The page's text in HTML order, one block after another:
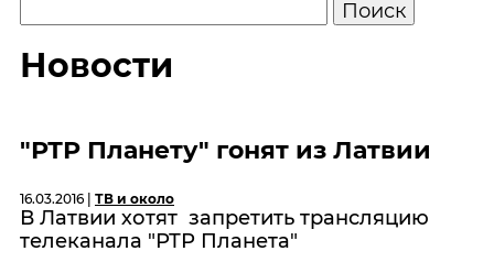
Новости
"РТР Планету" гонят из Латвии
16.03.2016 | ТВ и около
В Латвии хотят запретить трансляцию
телеканала "РТР Планета"